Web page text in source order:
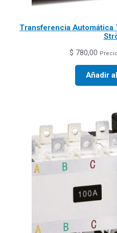
Transferencia Automática
$ 780,00
Añadir